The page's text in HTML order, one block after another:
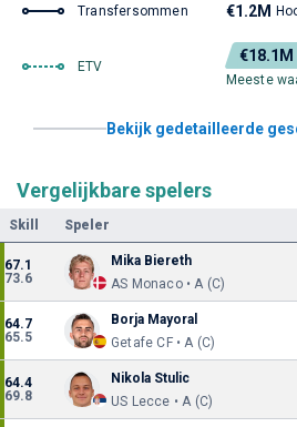
Transfersommen €1.2M
ETV
€18.1M
Meeste
Bekijk gedetailleerde
Vergelijkbare spelers
Skill Speler
67.1
73.6
Mika Biereth
AS Monaco • A (C)
64.7
65.5
Borja Mayoral
Getafe CF • A (C)
64.4
69.8
Nikola Stulic
US Lecce • A (C)